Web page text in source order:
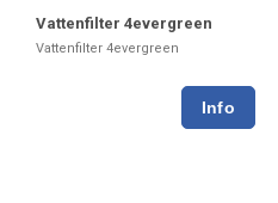
Vattenfilter 4evergreen
Vattenfilter 4evergreen